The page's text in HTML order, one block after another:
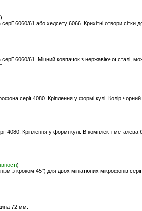
)
6060/61 або хедсету 6066. Крихітні отвори сітки
6060/61. Міцний ковпачок з нержавіючої сталі,
серії 4080. Кріплення у формі кулі. Колір чорний.
4080. Кріплення у формі кулі. В комплекті металева
)
з кроком 45°) для двох мініатюних мікрофонів
72 мм.